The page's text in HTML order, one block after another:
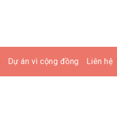
Dự án vì cộng đồng Liên hệ